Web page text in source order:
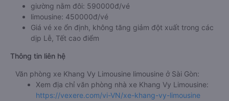
giường nằm đôi: 590000đ/vé
limousine: 450000đ/vé
Giá vé xe ổn định, không tăng giảm đột xuất trong các
dịp Lễ, Tết cao điểm
Thông tin liên hệ
Văn phòng xe Khang Vy Limousine limousine ở Sài Gòn:
Xem địa chỉ văn phòng nhà xe Khang Vy Limousine:
https://vexere.com/vi-VN/xe-khang-vy-limousine